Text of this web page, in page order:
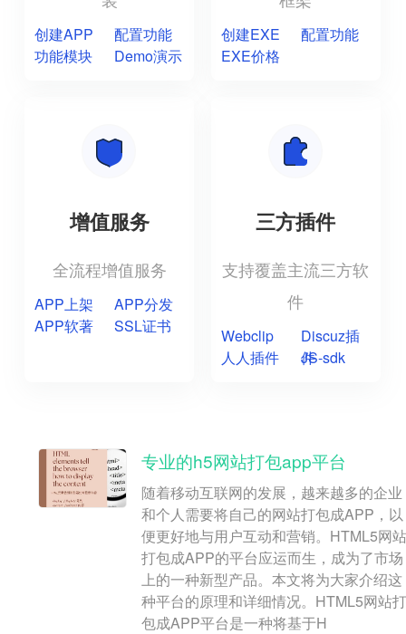
创建APP
配置功能
功能模块
Demo演示
创建EXE
配置功能
EXE价格
增值服务
全流程增值服务
APP上架
APP分发
APP软著
SSL证书
三方插件
支持覆盖主流三方软
件
Webclip
Discuz插
件
人人插件 JS-sdk
专业的h5网站打包app平台
随着移动互联网的发展，越来越多的企业
和个人需要将自己的网站打包成APP，以
便更好地与用户互动和营销。HTML5网站
打包成APP的平台应运而生，成为了市场
上的一种新型产品。本文将为大家介绍这
种平台的原理和详细情况。HTML5网站打
包成APP平台是一种将基于H